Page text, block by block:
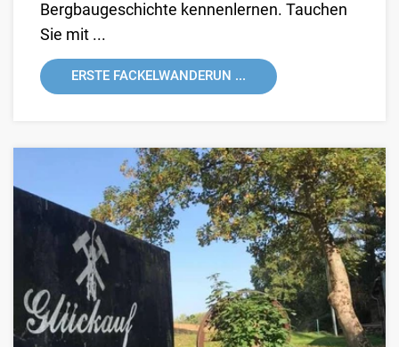
Bergbaugeschichte kennenlernen. Tauchen
Sie mit ...
ERSTE FACKELWANDERUN ...